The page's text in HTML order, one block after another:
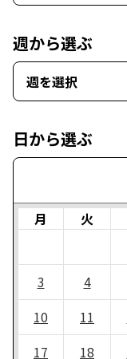
週から選ぶ
週を選択
日から選ぶ
月 火
3
4
10
11
17
18